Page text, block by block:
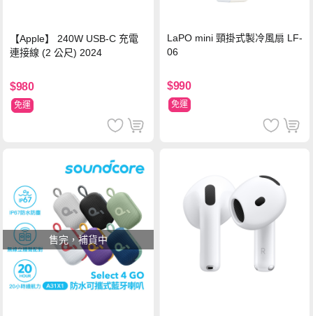
【Apple】 240W USB-C 充電
連接線 (2 公尺) 2024
$980
免運
LaPO mini 頸掛式製冷風扇 LF-
06
$990
免運
售完，補貨中